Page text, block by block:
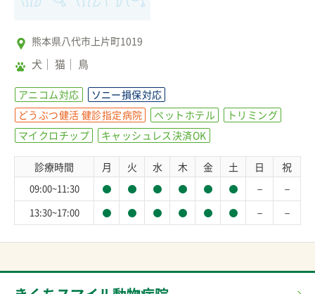
熊本県八代市上片町1019
犬 猫 鳥
アニコム対応
ソニー損保対応
どうぶつ健活 健診指定病院
ペットホテル
トリミング
マイクロチップ
キャッシュレス決済OK
診療時間 月 火 水 木 金 土 日 祝
09:00~11:30 － －
13:30~17:00 － －